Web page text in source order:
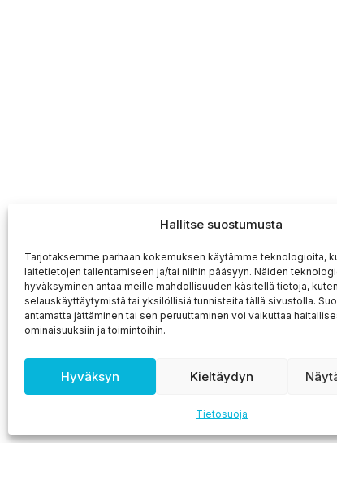
Hallitse suostumusta
Tarjotaksemme parhaan kokemuksen käytämme teknologioita,
laitetietojen tallentamiseen ja/tai niihin pääsyyn. Näiden
hyväksyminen antaa meille mahdollisuuden käsitellä tietoja, kuten
selauskäyttäytymistä tai yksilöllisiä tunnisteita tällä sivustolla.
antamatta jättäminen tai sen peruuttaminen voi vaikuttaa
ominaisuuksiin ja toimintoihin.
Hyväksyn Kieltäydyn
Tietosuoja